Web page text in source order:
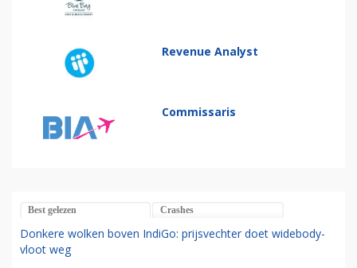
Revenue Analyst
Commissaris
Best gelezen Crashes
Donkere wolken boven IndiGo: prijsvechter doet widebody-
vloot weg